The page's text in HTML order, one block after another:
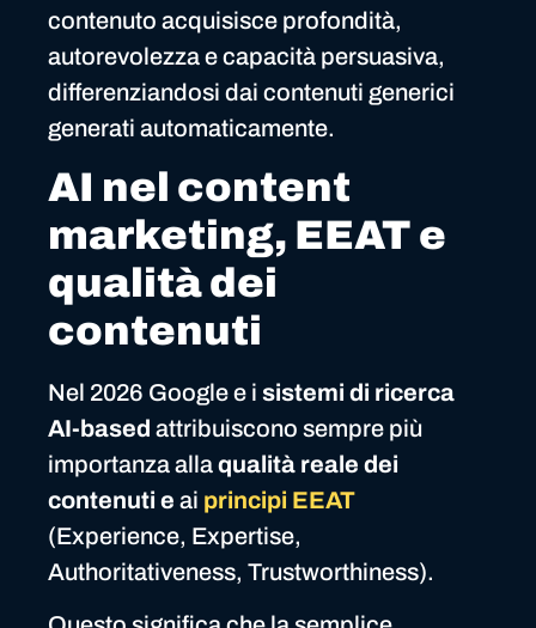
contenuto acquisisce profondità,
autorevolezza e capacità persuasiva,
differenziandosi dai contenuti generici
generati automaticamente.
AI nel content
marketing, EEAT e
qualità dei
contenuti
Nel 2026 Google e i sistemi di ricerca
AI-based attribuiscono sempre più
importanza allaqualità reale dei
contenuti e ai principi EEAT
(Experience, Expertise,
Authoritativeness, Trustworthiness).